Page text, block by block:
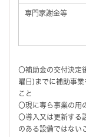
専門家謝金等
〇補助金の交付決定
曜日)までに補助事
こと
〇現に専ら事業の用
〇導入又は更新する
のある設備ではない